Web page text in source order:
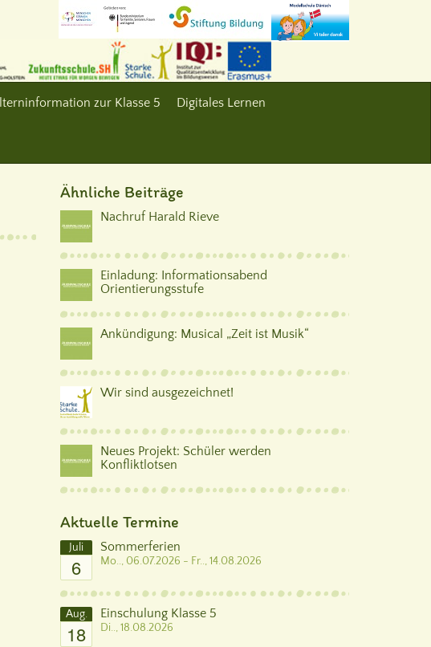
zur Klasse 5 Digitales Lernen
Ähnliche Beiträge
Nachruf Harald Rieve
Einladung: Informationsabend
Orientierungsstufe
Ankündigung: Musical „Zeit ist Musik“
Wir sind ausgezeichnet!
Neues Projekt: Schüler werden
Konfliktlotsen
Aktuelle Termine
Juli
6
Sommerferien
Mo.., 06.07.2026 - Fr.., 14.08.2026
Aug.
18
Einschulung Klasse 5
Di.., 18.08.2026